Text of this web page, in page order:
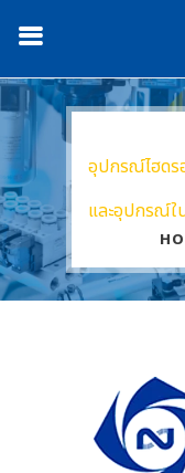
อุปกรณ์ไฮดร
และอุปกรณ์ใ